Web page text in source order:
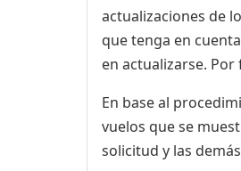
actualizaciones de
que tenga en
en actualizarse.
En base al
vuelos que se
solicitud y las